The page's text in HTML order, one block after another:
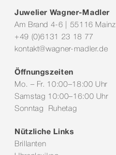
Juwelier Wagner-Madler
Am Brand 4-6 | 55116 Mainz
+49 (0)6131 23 18 77
kontakt@wagner-madler.de
Öffnungszeiten
Mo. – Fr. 10:00–18:00 Uhr
Samstag 10:00–16:00 Uhr
Sonntag Ruhetag
Nützliche Links
Brillanten